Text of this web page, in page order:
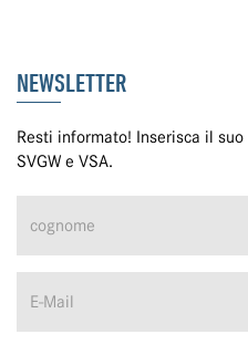
NEWSLETTER
Resti informato! Inserisca il
SVGW e VSA.